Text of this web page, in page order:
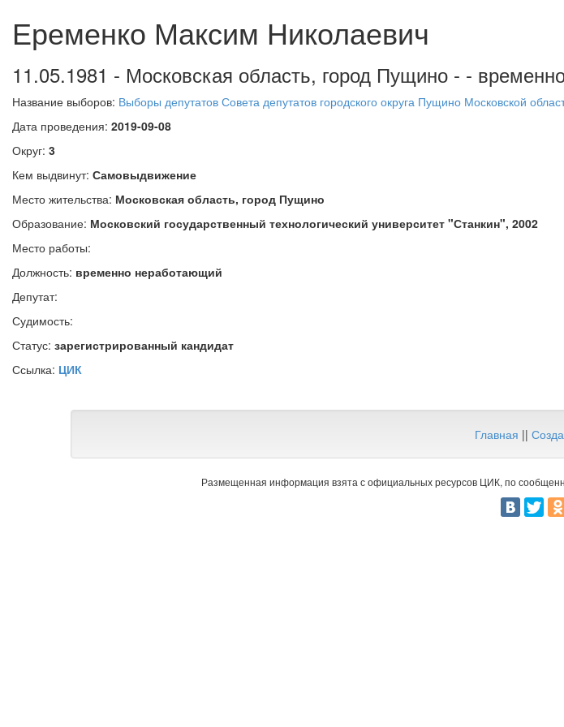
Еременко Максим Николаевич
11.05.1981 - Московская область, город Пущино - -
Название выборов: Выборы депутатов Совета депутатов городского округа Пущино Московской
Дата проведения: 2019-09-08
Округ: 3
Кем выдвинут: Самовыдвижение
Место жительства: Московская область, город Пущино
Образование: Московский государственный технологический университет "Станкин", 2002
Место работы:
Должность: временно неработающий
Депутат:
Судимость:
Статус: зарегистрированный кандидат
Ссылка: ЦИК
Главная ||
Размещенная информация взята с официальных ресурсов ЦИК, по